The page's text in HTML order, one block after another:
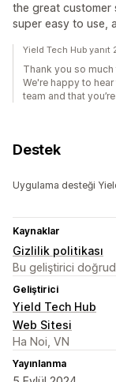
the great customer
super easy to use,
Yield Tech Hub yanıt
Thank you so
We're happy to
team and that
Destek
Uygulama desteği
Kaynaklar
Gizlilik politikası
Bu geliştirici
Geliştirici
Yield Tech Hub
Web Sitesi
Ha Noi, VN
Yayınlanma